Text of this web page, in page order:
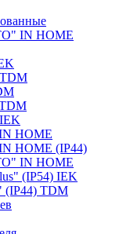
IN HOME
HOME
HOME (IP44)
IN HOME
(IP54) IEK
(IP44) TDM